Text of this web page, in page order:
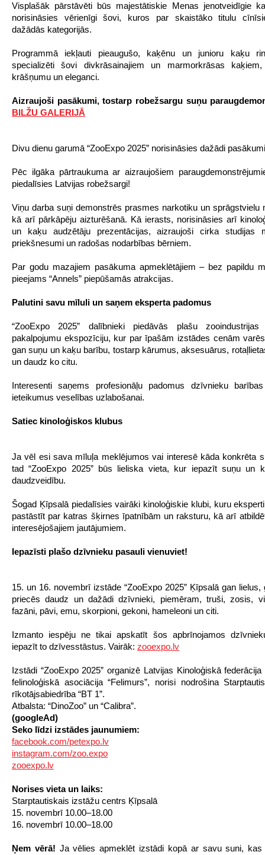
Visplašāk pārstāvēti būs majestātiskie Menas jenotveidīgie
norisināsies vērienīgi šovi, kuros par skaistāko titulu
dažādās kategorijās.
Programmā iekļauti pieaugušo, kaķēnu un junioru kaķu
specializēti šovi divkrāsainajiem un marmorkrāsas
krāšņumu un eleganci.
Aizraujoši pasākumi, tostarp robežsargu suņu
BILŽU GALERIJĀ
Divu dienu garumā “ZooExpo 2025” norisināsies dažādi
Pēc ilgāka pārtraukuma ar aizraujošiem
piedalīsies Latvijas robežsargi!
Viņu darba suņi demonstrēs prasmes narkotiku un sprāgstvielu
kā arī pārkāpēju aizturēšanā. Kā ierasts, norisināsies arī
un kaķu audzētāju prezentācijas, aizraujoši cirka studijas
priekšnesumi un radošas nodarbības bērniem.
Par godu mazajiem pasākuma apmeklētājiem – bez papildu
pieejams “Annels” piepūšamās atrakcijas.
Palutini savu mīluli un saņem eksperta padomus
“ZooExpo 2025” dalībnieki piedāvās plašu
pakalpojumu ekspozīciju, kur par īpašām izstādes cenām
gan suņu un kaķu barību, tostarp kārumus, aksesuārus,
un daudz ko citu.
Interesenti saņems profesionāļu padomus dzīvnieku
ieteikumus veselības uzlabošanai.
Satiec kinoloģiskos klubus
Ja vēl esi sava mīluļa meklējumos vai interesē kāda konkrēta
tad “ZooExpo 2025” būs lieliska vieta, kur iepazīt suņu un
daudzveidību.
Šogad Ķīpsalā piedalīsies vairāki kinoloģiskie klubi, kuru
pastāstīt par katras šķirnes īpatnībām un raksturu, kā arī
interesējošajiem jautājumiem.
Iepazīsti plašo dzīvnieku pasauli vienuviet!
15. un 16. novembrī izstāde “ZooExpo 2025” Ķīpsalā gan lielus,
priecēs daudz un dažādi dzīvnieki, piemēram, truši, zosis,
fazāni, pāvi, emu, skorpioni, gekoni, hameleoni un citi.
Izmanto iespēju ne tikai apskatīt šos apbrīnojamos
iepazīt to dzīvesstāstus. Vairāk: zooexpo.lv
Izstādi “ZooExpo 2025” organizē Latvijas Kinoloģiskā
felinoloģiskā asociācija “Felimurs”, norisi nodrošina
rīkotājsabiedrība “BT 1”.
Atbalsta: “DinoZoo” un “Calibra”.
(googleAd)
Seko līdzi izstādes jaunumiem:
facebook.com/petexpo.lv
instagram.com/zoo.expo
zooexpo.lv
Norises vieta un laiks:
Starptautiskais izstāžu centrs Ķīpsalā
15. novembrī 10.00–18.00
16. novembrī 10.00–18.00
Ņem vērā! Ja vēlies apmeklēt izstādi kopā ar savu suni, kas